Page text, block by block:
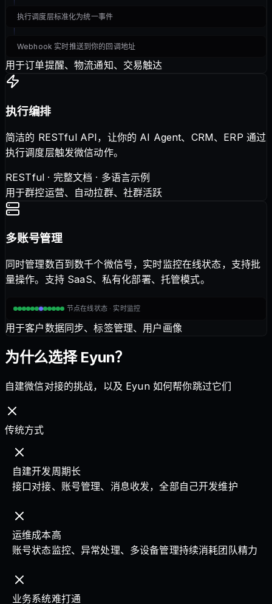
执行调度层标准化为统一事件
Webhook 实时推送到你的回调地址
用于订单提醒、物流通知、交易触达
执行编排
简洁的 RESTful API，让你的 AI Agent、CRM、ERP 通过
执行调度层触发微信动作。
RESTful · 完整文档 · 多语言示例
用于群控运营、自动拉群、社群活跃
多账号管理
同时管理数百到数千个微信号，实时监控在线状态，支持批
量操作。支持 SaaS、私有化部署、托管模式。
节点在线状态 · 实时监控
用于客户数据同步、标签管理、用户画像
为什么选择 Eyun？
自建微信对接的挑战，以及 Eyun 如何帮你跳过它们
传统方式
自建开发周期长
接口对接、账号管理、消息收发，全部自己开发维护
运维成本高
账号状态监控、异常处理、多设备管理持续消耗团队精力
业务系统难打通